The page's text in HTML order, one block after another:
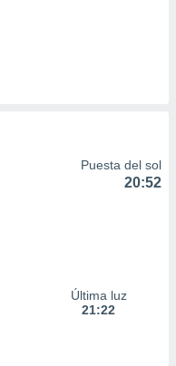
Puesta del sol
20:52
Última luz
21:22